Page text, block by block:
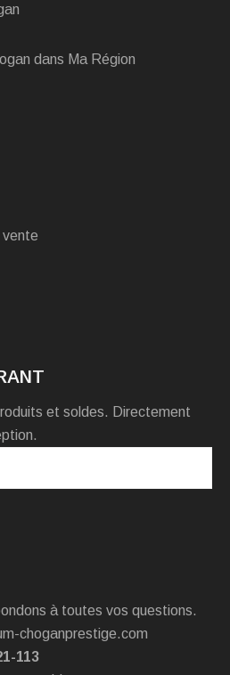
dans Ma Région
vente
et soldes. Directement
à toutes vos questions.
choganprestige.com
113